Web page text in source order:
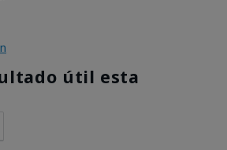
útil esta